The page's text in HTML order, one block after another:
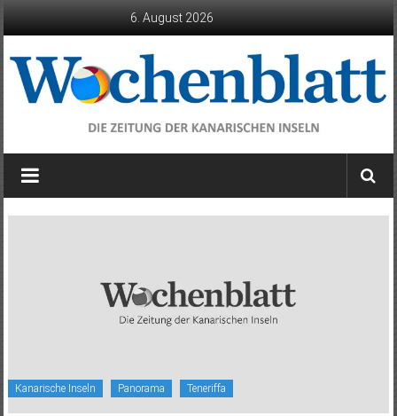
6. August 2026
Wochenblatt
die
Kanarische Inseln Panorama Teneriffa